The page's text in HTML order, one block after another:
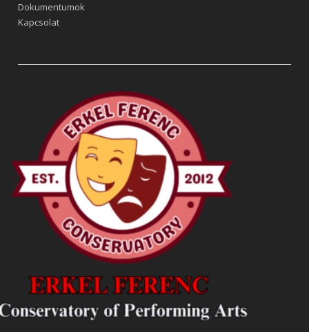
Dokumentumok
Kapcsolat